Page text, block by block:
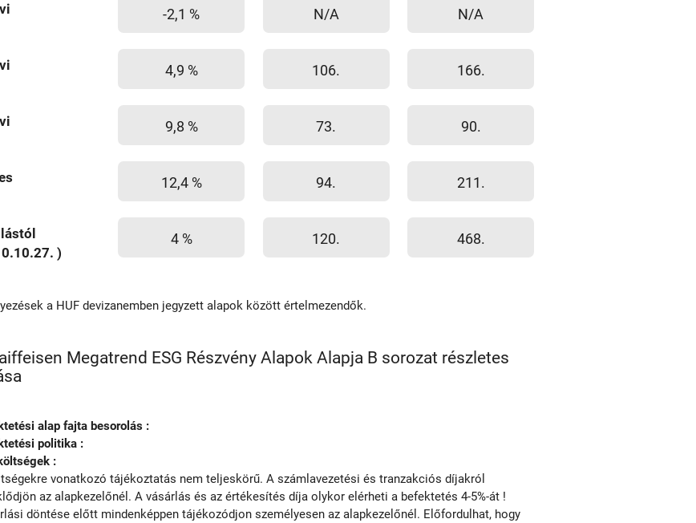
-2,1 % N/A N/A
4,9 % 106. 166.
9,8 % 73. 90.
12,4 % 94. 211.
)
4 % 120. 468.
a HUF devizanemben jegyzett alapok között értelmezendők.
Megatrend ESG Részvény Alapok Alapja B sorozat részletes
alap fajta besorolás :
politika :
:
vonatkozó tájékoztatás nem teljeskörű. A számlavezetési és tranzakciós díjakról
az alapkezelőnél. A vásárlás és az értékesítés díja olykor elérheti a befektetés 4-5%-át !
döntése előtt mindenképpen tájékozódjon személyesen az alapkezelőnél. Előfordulhat, hogy